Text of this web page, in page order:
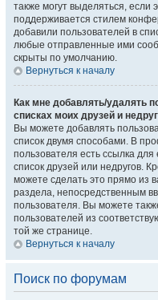
также могут выделяться, если
поддерживается стилем
добавили пользователей в
любые отправленные ими
скрыты по умолчанию.
Вернуться к началу
Как мне добавлять/удалять
списках моих друзей и
Вы можете добавлять
список двумя способами. В
пользователя есть ссылка для
список друзей или недругов.
можете сделать это прямо из
раздела, непосредственным
пользователя. Вы можете
пользователей из
той же странице.
Вернуться к началу
Поиск по форумам